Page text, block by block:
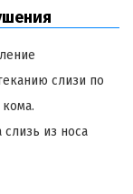
слизи по
слизь из носа